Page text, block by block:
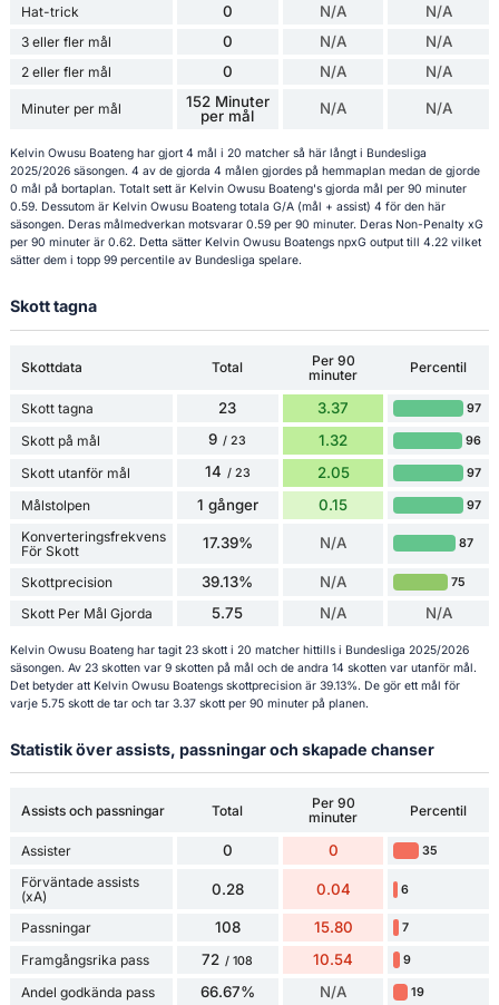
Hat-trick 0 N/A N/A
3 eller fler mål 0 N/A N/A
2 eller fler mål 0 N/A N/A
Minuter per mål
152 Minuter
per mål
N/A N/A
Kelvin Owusu Boateng har gjort 4 mål i 20 matcher så här långt i Bundesliga
2025/2026 säsongen. 4 av de gjorda 4 målen gjordes på hemmaplan medan de gjorde
0 mål på bortaplan. Totalt sett är Kelvin Owusu Boateng's gjorda mål per 90 minuter
0.59. Dessutom är Kelvin Owusu Boateng totala G/A (mål + assist) 4 för den här
säsongen. Deras målmedverkan motsvarar 0.59 per 90 minuter. Deras Non-Penalty xG
per 90 minuter är 0.62. Detta sätter Kelvin Owusu Boatengs npxG output till 4.22 vilket
sätter dem i topp 99 percentile av Bundesliga spelare.
Skott tagna
Skottdata Total
Per 90
minuter
Percentil
Skott tagna 23 3.37 97
Skott på mål 9 / 23 1.32 96
Skott utanför mål 14 / 23 2.05 97
Målstolpen 1 gånger 0.15 97
Konverteringsfrekvens
För Skott
17.39% N/A 87
Skottprecision 39.13% N/A 75
Skott Per Mål Gjorda 5.75 N/A N/A
Kelvin Owusu Boateng har tagit 23 skott i 20 matcher hittills i Bundesliga 2025/2026
säsongen. Av 23 skotten var 9 skotten på mål och de andra 14 skotten var utanför mål.
Det betyder att Kelvin Owusu Boatengs skottprecision är 39.13%. De gör ett mål för
varje 5.75 skott de tar och tar 3.37 skott per 90 minuter på planen.
Statistik över assists, passningar och skapade chanser
Assists och passningar Total
Per 90
minuter
Percentil
Assister 0 0 35
Förväntade assists
(xA)
0.28 0.04 6
Passningar 108 15.80 7
Framgångsrika pass 72 / 108 10.54 9
Andel godkända pass 66.67% N/A 19